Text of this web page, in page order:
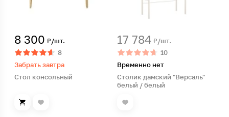
8 300 ₽/шт.
8
Забрать завтра
Стол консольный
17 784 ₽/шт.
10
Временно нет
Столик дамский "Версаль"
белый / белый